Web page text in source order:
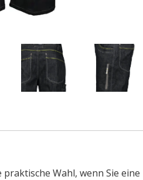
Wahl, wenn Sie